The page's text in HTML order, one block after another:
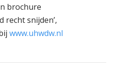
brochure
recht snijden’,
www.uhwdw.nl